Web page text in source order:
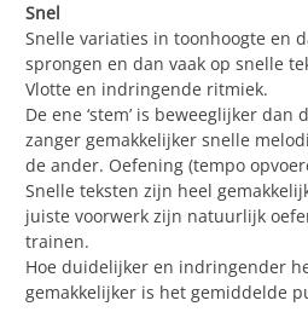
Snel
Snelle variaties in toonhoogte en
sprongen en dan vaak op snelle
Vlotte en indringende ritmiek.
De ene ‘stem’ is beweeglijker
zanger gemakkelijker snelle
de ander. Oefening (tempo
Snelle teksten zijn heel
juiste voorwerk zijn natuurlijk
trainen.
Hoe duidelijker en indringender
gemakkelijker is het gemiddelde